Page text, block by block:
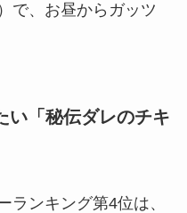
で、お昼からガッツ
い「秘伝ダレのチキ
ランキング第4位は、